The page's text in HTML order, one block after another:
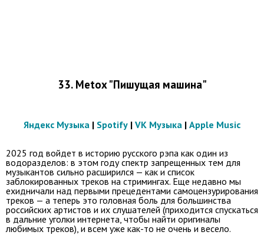
33. Metox "Пишущая машина"
Яндекс Музыка | Spotify | VK Музыка | Apple Music
2025 год войдет в историю русского рэпа как один из
водоразделов: в этом году спектр запрещенных тем для
музыкантов сильно расширился — как и список
заблокированных треков на стримингах. Еще недавно мы
ехидничали над первыми прецедентами самоцензурирования
треков — а теперь это головная боль для большинства
российских артистов и их слушателей (приходится спускаться
в дальние уголки интернета, чтобы найти оригиналы
любимых треков), и всем уже как-то не очень и весело.